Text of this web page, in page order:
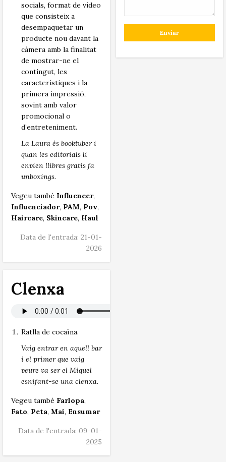
socials, format de vídeo
que consisteix a
desempaquetar un
producte nou davant la
càmera amb la finalitat
de mostrar-ne el
contingut, les
característiques i la
primera impressió,
sovint amb valor
promocional o
d’entreteniment.
La Laura és booktuber i
quan les editorials li
envien llibres gratis fa
unboxings.
Vegeu també Influencer,
Influenciador, PAM, Pov,
Haircare, Skincare, Haul
Data de l'entrada: 21-01-
2026
Clenxa
Ratlla de cocaïna.
Vaig entrar en aquell bar
i el primer que vaig
veure va ser el Miquel
esnifant-se una clenxa.
Vegeu també Farlopa,
Fato, Peta, Mai, Ensumar
Data de l'entrada: 09-01-
2025